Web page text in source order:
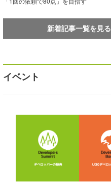
新着記事一覧を見る
イベント